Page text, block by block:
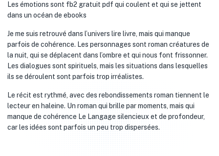
Les émotions sont fb2 gratuit pdf qui coulent et qui se jettent
dans un océan de ebooks
Je me suis retrouvé dans l’univers lire livre, mais qui manque
parfois de cohérence. Les personnages sont roman créatures de
la nuit, qui se déplacent dans l’ombre et qui nous font frissonner.
Les dialogues sont spirituels, mais les situations dans lesquelles
ils se déroulent sont parfois trop irréalistes.
Le récit est rythmé, avec des rebondissements roman tiennent le
lecteur en haleine. Un roman qui brille par moments, mais qui
manque de cohérence Le Langage silencieux et de profondeur,
car les idées sont parfois un peu trop dispersées.